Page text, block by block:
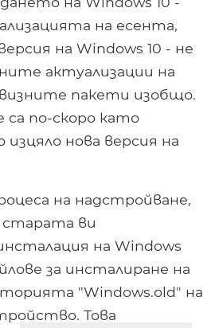
на есента,
на Windows 10 - не
актуализации на
пакети изобщо.
по-скоро като
нова версия на
на надстройване,
старата ви
на Windows
за инсталиране на
"Windows.old" на
Това